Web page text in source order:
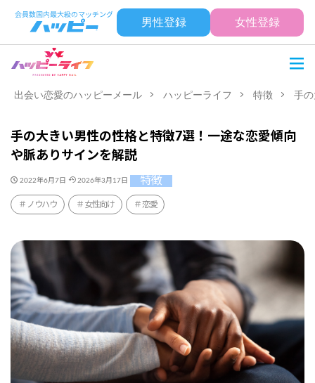
男性登録 女性登録
出会い恋愛のハッピーメール ハッピーライフ 特徴 手
手の大きい男性の性格と特徴7選！一途な恋愛傾向
や脈ありサインを解説
2022年6月7日 2026年3月17日 特徴
ノウハウ 女性向け 恋愛